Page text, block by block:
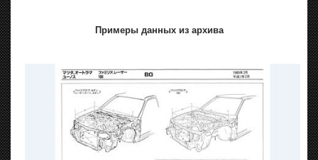
Примеры данных из архива